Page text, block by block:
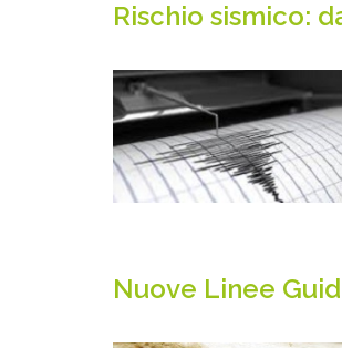
Rischio sismico:
Nuove Linee